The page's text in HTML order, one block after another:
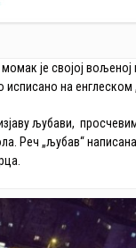
момак је својој
исписано на енглеском
љубави,
Реч „љубав“